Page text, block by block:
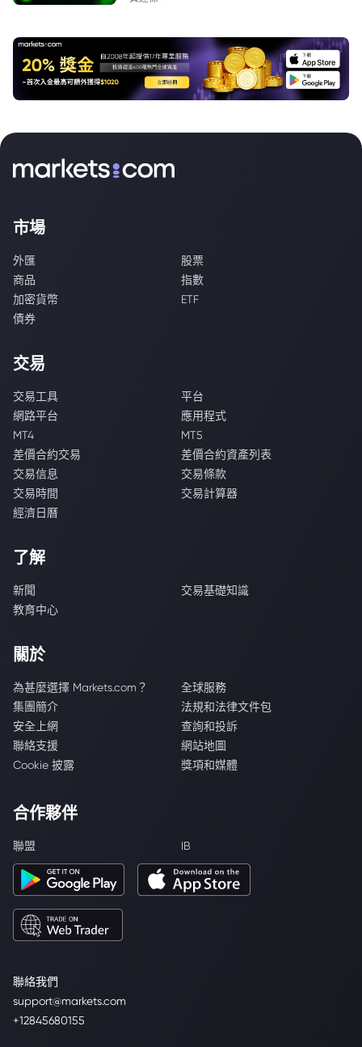
聯絡我們
support@markets.com
+12845680155
市場
外匯
股票
商品
指數
加密貨幣
ETF
債券
交易
交易工具
平台
網路平台
應用程式
MT4
MT5
差價合約交易
差價合約資產列表
交易信息
交易條款
交易時間
交易計算器
經濟日曆
了解
新聞
交易基礎知識
教育中心
關於
為甚麼選擇 Markets.com？
全球服務
集團簡介
法規和法律文件包
安全上網
查詢和投訴
聯絡支援
網站地圖
Cookie 披露
獎項和媒體
合作夥伴
聯盟 IB